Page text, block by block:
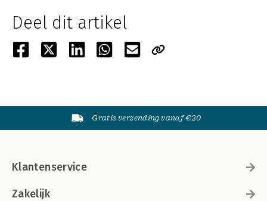
Deel dit artikel
Gratis verzending vanaf €20
Klantenservice
Zakelijk